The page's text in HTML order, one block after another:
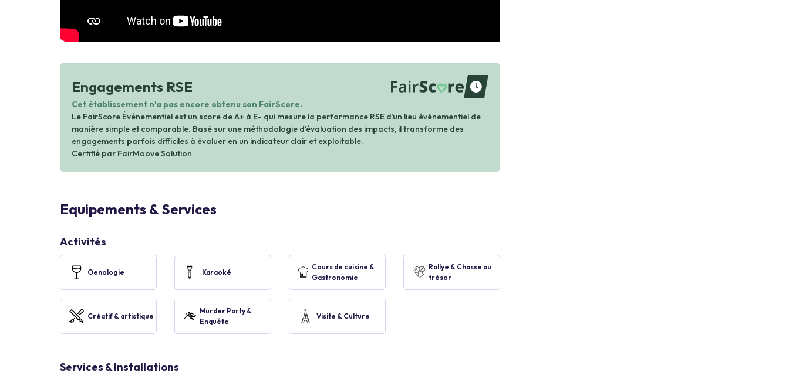
Engagements RSE
waiting
Cet établissement n'a pas encore obtenu son FairScore.
Le FairScore Événementiel est un score de A+ à E- qui mesure la performance RSE d’un lieu événementiel de
manière simple et comparable. Basé sur une méthodologie d’évaluation des impacts, il transforme des
engagements parfois difficiles à évaluer en un indicateur clair et exploitable.
Certifié par FairMoove Solution
Equipements & Services
Activités
Oenologie Karaoké
Cours de cuisine &
Gastronomie
Rallye & Chasse au
trésor
Créatif & artistique
Murder Party &
Enquête
Visite & Culture
Services & Installations